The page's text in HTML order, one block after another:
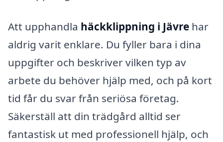
Att upphandla häckklippning i Jävre har
aldrig varit enklare. Du fyller bara i dina
uppgifter och beskriver vilken typ av
arbete du behöver hjälp med, och på kort
tid får du svar från seriösa företag.
Säkerställ att din trädgård alltid ser
fantastisk ut med professionell hjälp, och